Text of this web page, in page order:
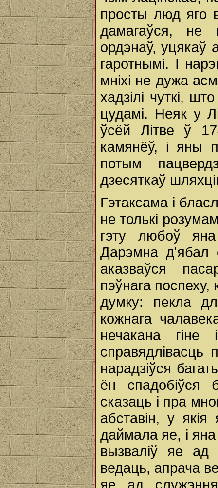
просты люд яго
дамагаўся, не
ордэнаў, уцякаў
гаротнымі. I
мніхі не дужа
хадзілі чуткі,
цудамі. Неяк у
ўсёй Літве ў
камянёў, i яны
потым
дзесяткаў
Гэтаксама i
не толькі
гэту любоў
Дарэмна д'ябал
аказваўся
пэўнага
думку: пекла
кожнага
нечакана
нарадзіўся
ён спадобіўся
сказаць i пра
абставін, у
даймала яе, i яна
вызваліў яе ад
ведаць, апрача
яе ад